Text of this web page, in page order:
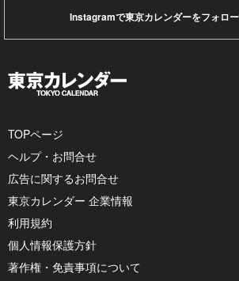
Instagramで東京カレンダーをフォロ
TOPページ
ヘルプ・お問合せ
広告に関するお問合せ
東京カレンダー 企業情報
利用規約
個人情報保護方針
著作権・免責事項について